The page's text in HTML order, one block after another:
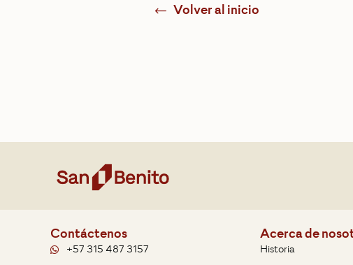
Volver al inicio
Contáctenos
+57 315 487 3157
Acerca de
Historia